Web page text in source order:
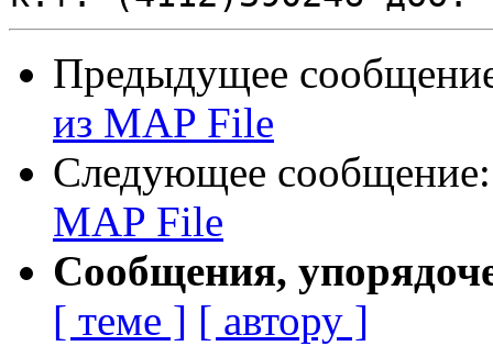
Предыдущее
из MAP File
Следующее
MAP File
Сообщения,
[ теме ] [ автору ]